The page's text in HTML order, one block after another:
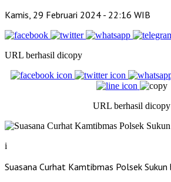
Kamis, 29 Februari 2024 - 22:16 WIB
URL berhasil dicopy
URL berhasil dicopy
i
Suasana Curhat Kamtibmas Polsek